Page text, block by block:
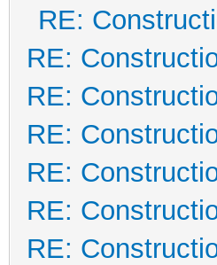
RE:
RE:
RE:
RE:
RE:
RE:
RE: